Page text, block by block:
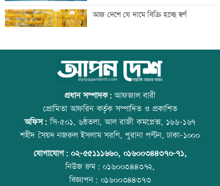
থাইল্যান্ডে ১৪ বছরের শিক্ষার্থীর গুলিতে নিহত
৬
জাপানে ধেয়ে আসছে ঘূর্ণিঝড় ডলফিন
কাঁচা মরিচের দাম কমলেও ডিমের দাম
বাড়তি
নারী এশিয়া কাপে সহজ গ্রুপে বাংলাদেশ
আজ দেশে যে দামে বিক্রি হচ্ছে স্বর্ণ
আজ বিশ্ব বন্ধু দিবস
প্রতিমন্ত্রীকে ঘিরে ভাইরাল ভিডিওতে ছবি
জুড়ে অপপ্রচার: এলিন
প্রধান সম্পাদক:আফজাল বারী
প্রোমিতা আফরিন কর্তৃক সম্পাদিত ও প্রকাশিত
অফিস:সি-৫০১, ৬ষ্ঠতলা, আল রাজী কমপ্লেক্স, ১৬৬-১৬৭
শহীদ সৈয়দ নজরুল ইসলাম সরণি, পুরানা পল্টন, ঢাকা-১০০০
যোগাযোগ: ০২-৫৫১১১৬৬০, ০১৬০০৩৪৪৩৭০-৭১,
নিউজ রুম:০১৬০০৩৪৪৩৭২,
বিজ্ঞাপন: ০১৬০০৩৪৪৩৭৩